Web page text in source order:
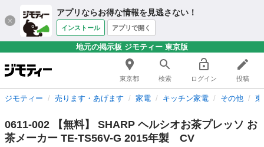
アプリならお得な情報を見逃さない！
インストール アプリで開く
地元の掲示板 ジモティー 東京版
東京都 検索 ログイン 投稿
ジモティー 売ります・あげます 家電 キッチン家電 その他
0611-002 【無料】 SHARP ヘルシオお茶プレッソ お
茶メーカー TE-TS56V-G 2015年製 CV